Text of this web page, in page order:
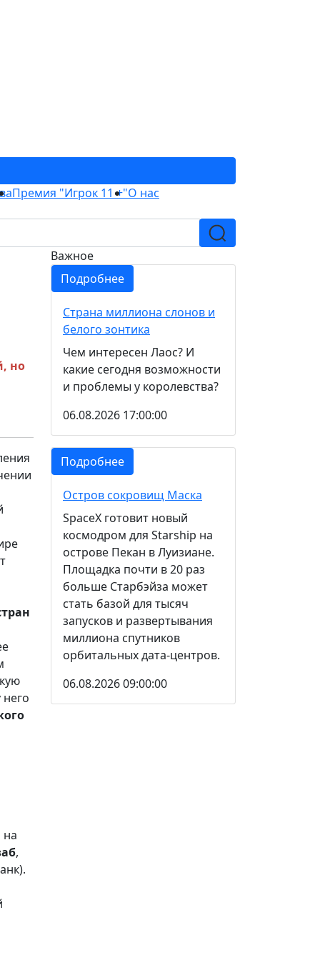
Премия "Игрок 11 +"О нас
но
на
,
Важное
Подробнее
Страна миллиона слонов и
белого зонтика
Чем интересен Лаос? И
какие сегодня возможности
и проблемы у королевства?
06.08.2026 17:00:00
Подробнее
Остров сокровищ Маска
SpaceX готовит новый
космодром для Starship на
острове Пекан в Луизиане.
Площадка почти в 20 раз
больше Старбэйза может
стать базой для тысяч
запусков и развертывания
миллиона спутников
орбитальных дата-центров.
06.08.2026 09:00:00